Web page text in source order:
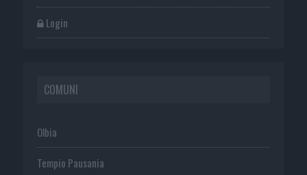
Login
COMUNI
Olbia
Tempio Pausania